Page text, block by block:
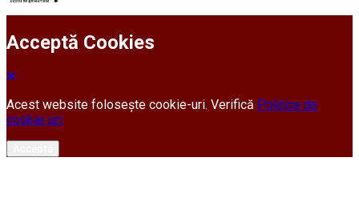
Acceptă Cookies
Acest website folosește cookie-uri. Verifică Politica de
cookie-uri